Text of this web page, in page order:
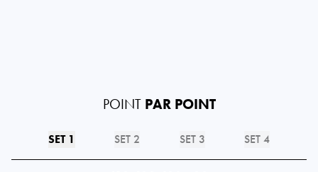
POINT PAR POINT
SET 1 SET 2 SET 3 SET 4